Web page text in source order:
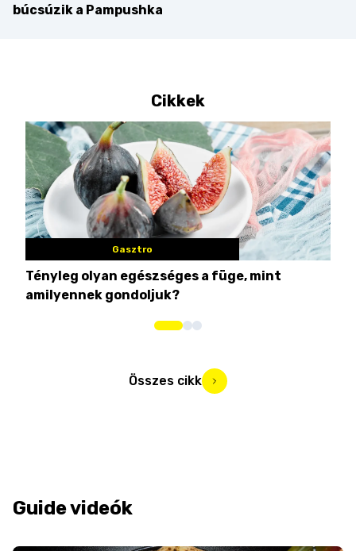
búcsúzik a Pampushka
Cikkek
Gasztro
Tényleg olyan egészséges a füge, mint
amilyennek gondoljuk?
Összes cikk
Guide videók